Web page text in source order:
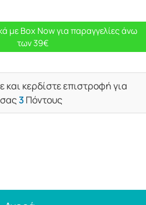
με Box Now για παραγγελίες άνω
των 39€
κερδίστε επιστροφή για
σας3Πόντους